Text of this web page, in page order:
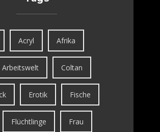
Acryl Afrika
Arbeitswelt Coltan
Erotik Fische
Flüchtlinge Frau